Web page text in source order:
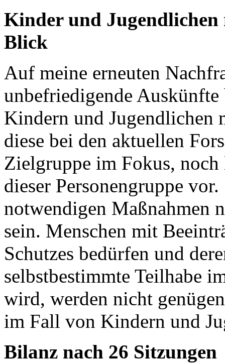
Kinder und
Blick
Auf meine erneuten
unbefriedigende
Kindern und Jugendlichen
diese bei den aktuellen
Zielgruppe im Fokus,
dieser Personengruppe
notwendigen Maßnahmen
sein. Menschen mit
Schutzes bedürfen und
selbstbestimmte Teilhabe
wird, werden nicht
im Fall von Kindern und
Bilanz nach 26 Sitzungen